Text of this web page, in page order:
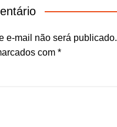
e-mail não será publicado.
com *